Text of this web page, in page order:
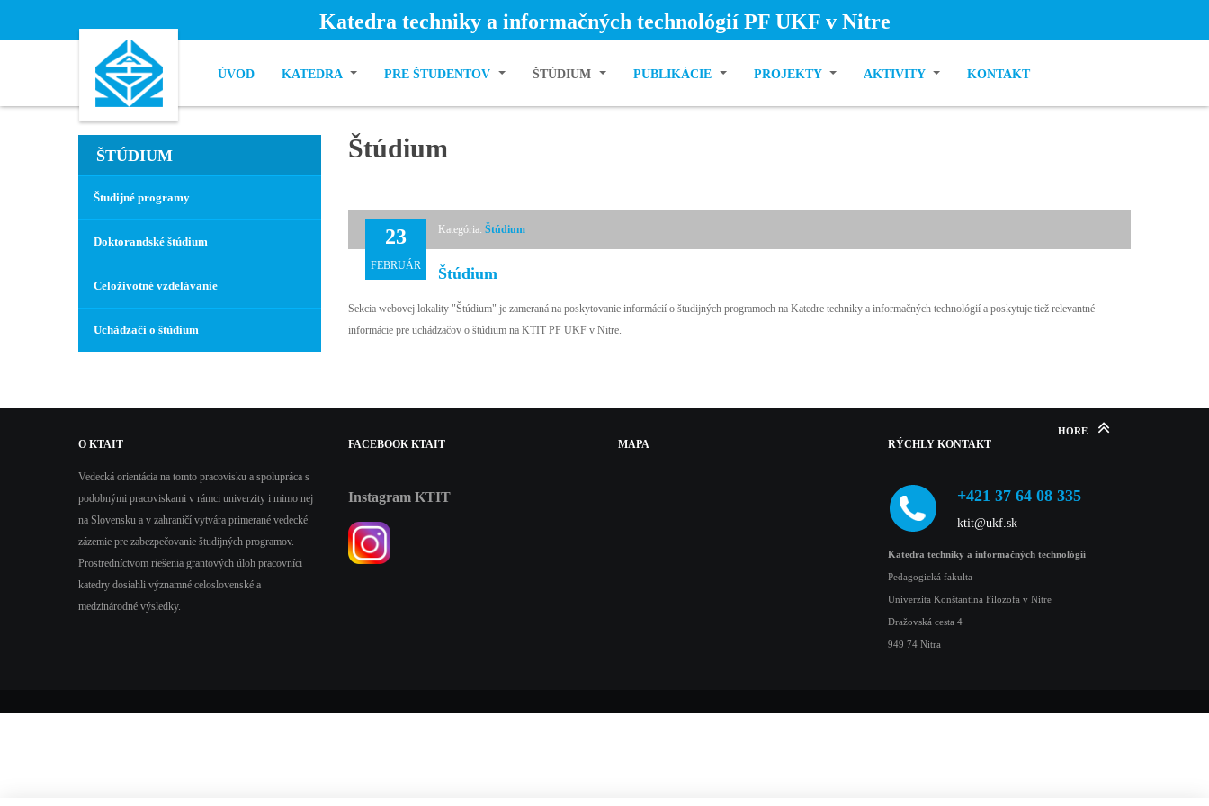
Katedra techniky a informačných technológií PF UKF v Nitre
ÚVOD KATEDRA PRE ŠTUDENTOV ŠTÚDIUM PUBLIKÁCIE PROJEKTY AKTIVITY KONTAKT
Štúdium
Kategória: Štúdium
23
FEBRUÁR Štúdium
Sekcia webovej lokality "Štúdium" je zameraná na poskytovanie informácií o študijných programoch na Katedre techniky a informačných technológií a poskytuje tiež relevantné
informácie pre uchádzačov o štúdium na KTIT PF UKF v Nitre.
ŠTÚDIUM
Študijné programy
Doktorandské štúdium
Celoživotné vzdelávanie
Uchádzači o štúdium
HORE
O KTAIT
Vedecká orientácia na tomto pracovisku a spolupráca s
podobnými pracoviskami v rámci univerzity i mimo nej
na Slovensku a v zahraničí vytvára primerané vedecké
zázemie pre zabezpečovanie študijných programov.
Prostredníctvom riešenia grantových úloh pracovníci
katedry dosiahli významné celoslovenské a
medzinárodné výsledky.
FACEBOOKKTAIT
Instagram KTIT
MAPA RÝCHLY KONTAKT
+421 37 64 08 335
ktit@ukf.sk
Katedra techniky a informačných technológií
Pedagogická fakulta
Univerzita Konštantína Filozofa v Nitre
Dražovská cesta 4
949 74 Nitra